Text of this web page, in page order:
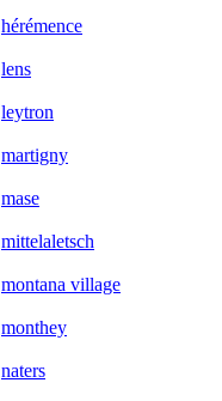
hérémence
lens
leytron
martigny
mase
mittelaletsch
montana village
monthey
naters